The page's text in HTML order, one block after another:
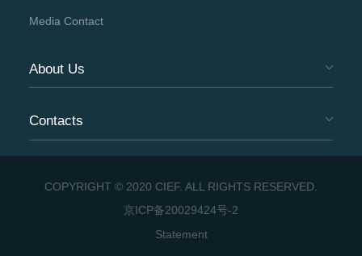
Media Contact
About Us
Contacts
COPYRIGHT © 2020 CIEF. ALL RIGHTS RESERVED.
京ICP备20029424号-2
Statement